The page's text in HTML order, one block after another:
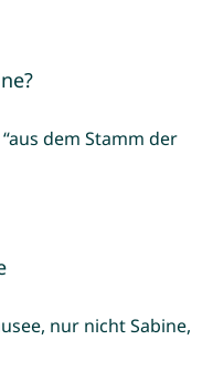
dem Stamm der
nur nicht Sabine,